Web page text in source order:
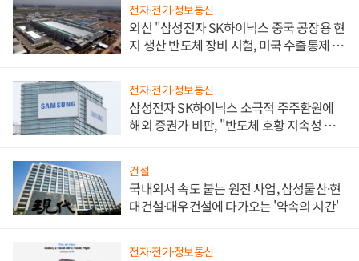
전자·전기·정보통신
외신 "삼성전자 SK하이닉스 중국 공장용 현
지 생산 반도체 장비 시험, 미국 수출통제 대
전자·전기·정보통신
삼성전자 SK하이닉스 소극적 주주환원에
해외 증권가 비판, "반도체 호황 지속성 의
건설
국내외서 속도 붙는 원전 사업, 삼성물산·현
대건설·대우건설에 다가오는 '약속의 시간'
전자·전기·정보통신